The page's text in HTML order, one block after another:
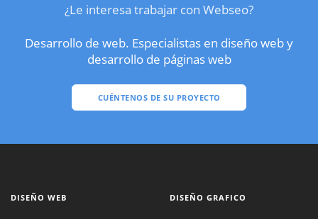
¿Le interesa trabajar con Webseo?
Desarrollo de web. Especialistas en diseño web y
desarrollo de páginas web
CUÉNTENOS DE SU PROYECTO
DISEÑO WEB DISEÑO GRAFICO